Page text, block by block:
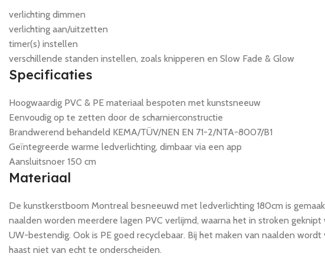
verlichting dimmen
verlichting aan/uitzetten
timer(s) instellen
verschillende standen instellen, zoals knipperen en Slow Fade & Glow
Specificaties
Hoogwaardig PVC & PE materiaal bespoten met kunstsneeuw
Eenvoudig op te zetten door de scharnierconstructie
Brandwerend behandeld KEMA/TÜV/NEN EN 71-2/NTA-8007/B1
Geïntegreerde warme ledverlichting, dimbaar via een app
Aansluitsnoer 150 cm
Materiaal
De kunstkerstboom Montreal besneeuwd met ledverlichting 180cm is
naalden worden meerdere lagen PVC verlijmd, waarna het in stroken
UW-bestendig. Ook is PE goed recyclebaar. Bij het maken van naalden
haast niet van echt te onderscheiden.